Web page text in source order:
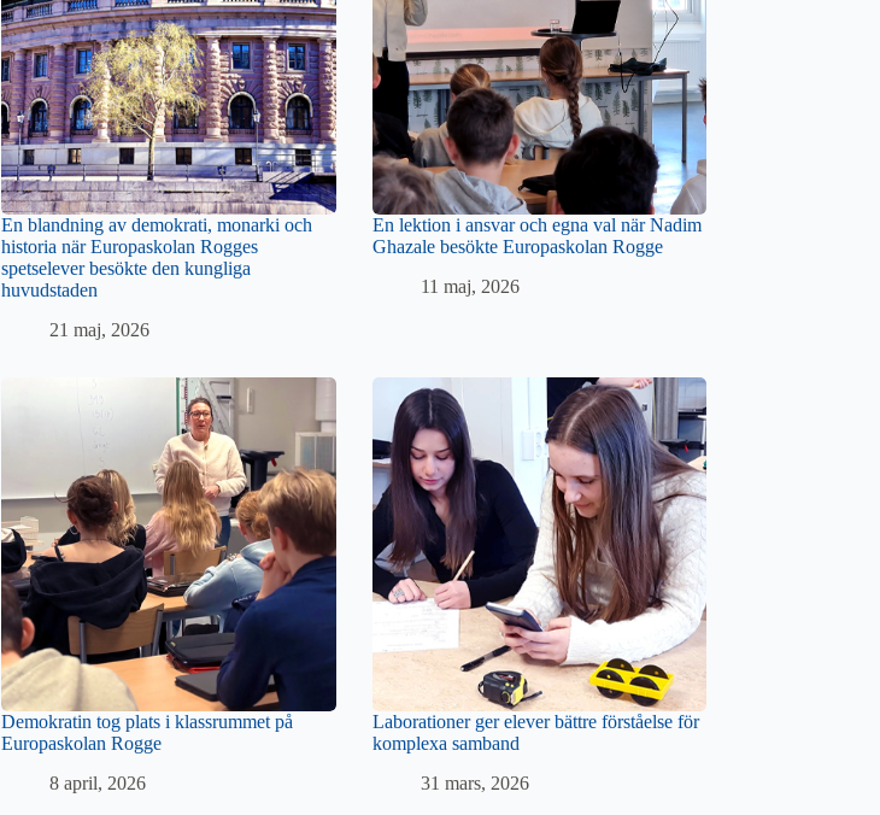
En blandning av demokrati, monarki och
historia när Europaskolan Rogges
spetselever besökte den kungliga
huvudstaden
21 maj, 2026
En lektion i ansvar och egna val när Nadim
Ghazale besökte Europaskolan Rogge
11 maj, 2026
Demokratin tog plats i klassrummet på
Europaskolan Rogge
8 april, 2026
Laborationer ger elever bättre förståelse för
komplexa samband
31 mars, 2026